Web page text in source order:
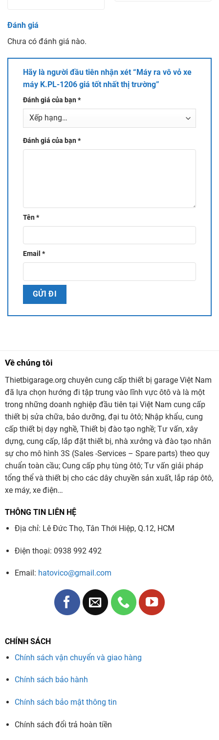
Đánh giá
Chưa có đánh giá nào.
Hãy là người đầu tiên nhận xét “Máy ra vô vỏ xe
máy K.PL-1206 giá tốt nhất thị trường”
Đánh giá của bạn*
Đánh giá của bạn*
Tên*
Email *
Về chúng tôi
Thietbigarage.org chuyên cung cấp thiết bị garage Việt Nam
đã lựa chọn hướng đi tập trung vào lĩnh vực ôtô và là một
trong những doanh nghiệp đầu tiên tại Việt Nam cung cấp
thiết bị sửa chữa, bảo dưỡng, đại tu ôtô; Nhập khẩu, cung
cấp thiết bị dạy nghề, Thiết bị đào tạo nghề; Tư vấn, xây
dựng, cung cấp, lắp đặt thiết bị, nhà xưởng và đào tạo nhân
sự cho mô hình 3S (Sales -Services – Spare parts) theo quy
chuẩn toàn cầu; Cung cấp phụ tùng ôtô; Tư vấn giải pháp
tổng thể và thiết bị cho các dây chuyền sản xuất, lắp ráp ôtô,
xe máy, xe điện…
THÔNG TIN LIÊN HỆ
Địa chỉ: Lê Đức Thọ, Tân Thới Hiệp, Q.12, HCM
Điện thoại: 0938 992 492
Email: hatovico@gmail.com
CHÍNH SÁCH
Chính sách vận chuyển và giao hàng
Chính sách bảo hành
Chính sách bảo mật thông tin
Chính sách đổi trả hoàn tiền